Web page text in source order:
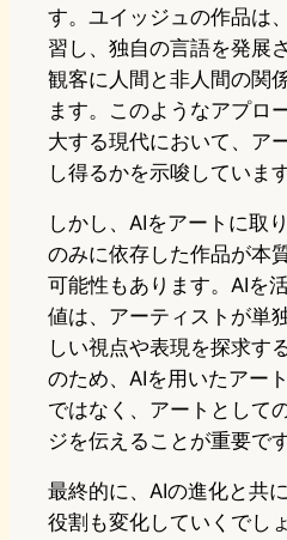
す。ユイッジュの作品は
習し、独自の言語を発展
観客に人間と非人間の関
ます。このようなアプロ
大する現代において、ア
し得るかを示唆しています
しかし、AIをアートに取
のみに依存した作品が本
可能性もあります。AIを
値は、アーティストが単
しい視点や表現を探求す
のため、AIを用いたアー
ではなく、アートとして
ジを伝えることが重要です
最終的に、AIの進化と共
役割も変化していくでし